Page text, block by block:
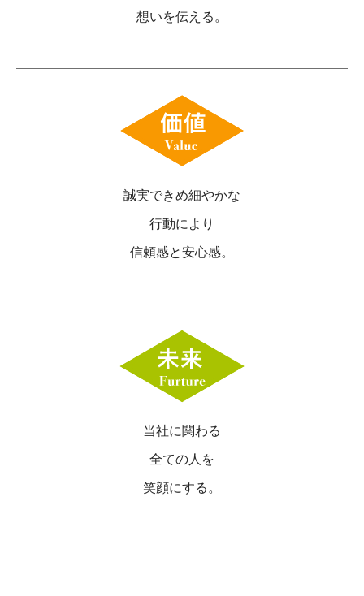
想いを伝える。
誠実できめ細やかな
行動により
信頼感と安心感。
当社に関わる
全ての人を
笑顔にする。